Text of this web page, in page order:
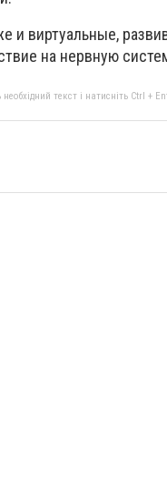
и виртуальные,
на нервную
текст і натисніть Ctrl +